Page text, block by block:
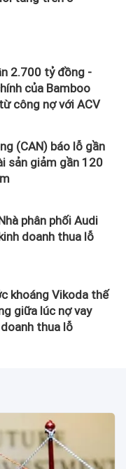
2.700 tỷ đồng -
của Bamboo
công nợ với ACV
(CAN) báo lỗ gần
sản giảm gần 120
phân phối Audi
doanh thua lỗ
khoáng Vikoda thế
giữa lúc nợ vay
thua lỗ